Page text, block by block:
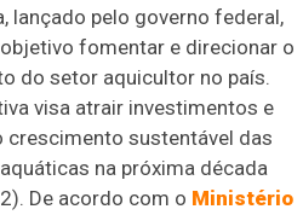
lançado pelo governo federal,
fomentar e direcionar o
do setor aquicultor no país.
visa atrair investimentos e
crescimento sustentável das
na próxima década
De acordo com o Ministério